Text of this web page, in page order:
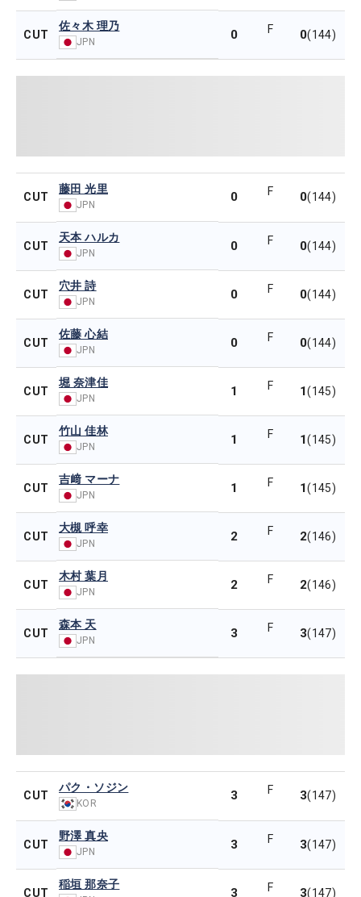
CUT
佐々木 理乃
JPN 0 F 0(144)
CUT
藤田 光里
JPN
0 F 0(144)
CUT
天本 ハルカ
JPN 0 F 0(144)
CUT
穴井 詩
JPN 0 F 0(144)
CUT
佐藤 心結
JPN 0 F 0(144)
CUT
堀 奈津佳
JPN 1 F 1(145)
CUT
竹山 佳林
JPN 1 F 1(145)
CUT
吉﨑 マーナ
JPN 1 F 1(145)
CUT
大槻 呼幸
JPN 2 F 2(146)
CUT
木村 葉月
JPN 2 F 2(146)
CUT
森本 天
JPN 3 F 3(147)
CUT
パク・ソジン
KOR
3 F 3(147)
CUT
野澤 真央
JPN 3 F 3(147)
CUT
稲垣 那奈子
3 F 3(147)